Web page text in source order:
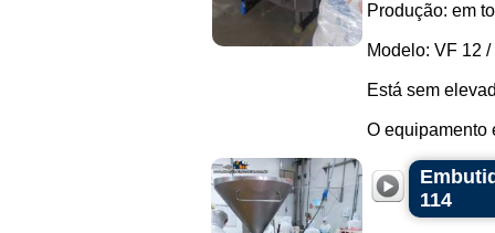
Produção: em
Modelo: VF 12 /
Está sem
O equipamento
114